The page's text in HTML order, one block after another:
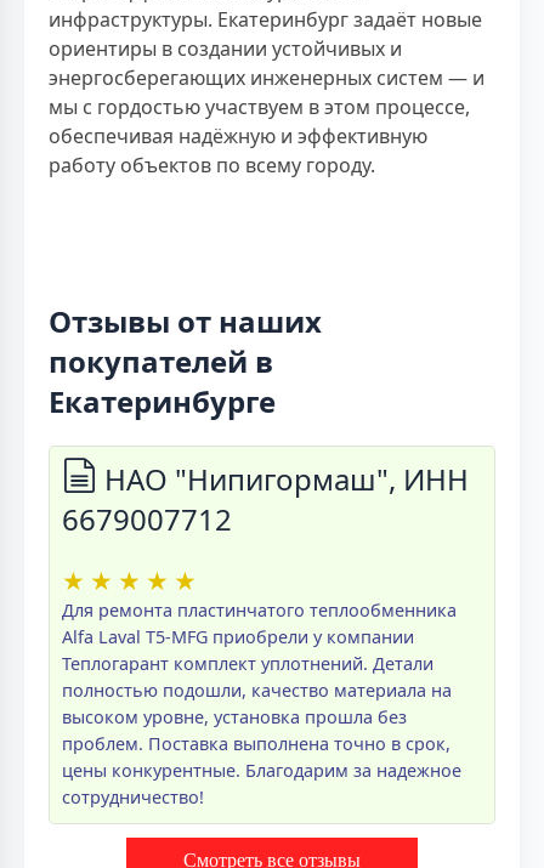
инфраструктуры. Екатеринбург задаёт новые
ориентиры в создании устойчивых и
энергосберегающих инженерных систем — и
мы с гордостью участвуем в этом процессе,
обеспечивая надёжную и эффективную
работу объектов по всему городу.
Отзывы от наших
покупателей в
Екатеринбурге
НАО "Нипигормаш", ИНН
6679007712
★ ★ ★ ★ ★
Для ремонта пластинчатого теплообменника
Alfa Laval T5-MFG приобрели у компании
Теплогарант комплект уплотнений. Детали
полностью подошли, качество материала на
высоком уровне, установка прошла без
проблем. Поставка выполнена точно в срок,
цены конкурентные. Благодарим за надежное
сотрудничество!
Смотреть все отзывы